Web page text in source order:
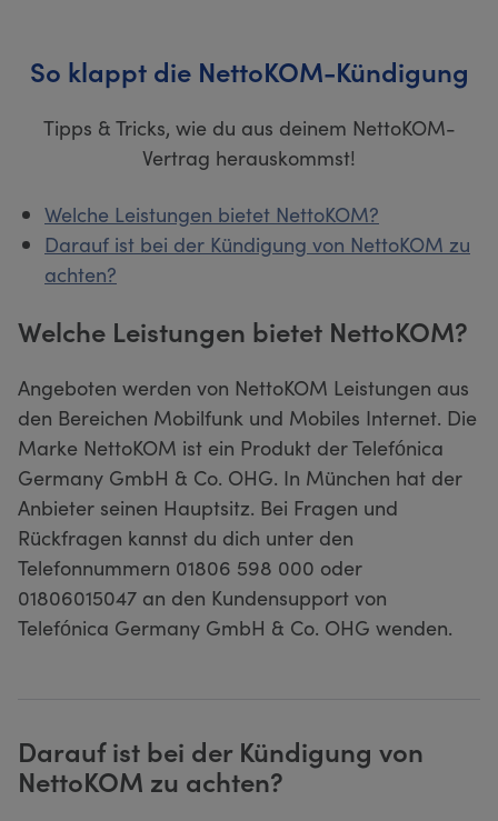
So klappt die NettoKOM-Kündigung
Tipps & Tricks, wie du aus deinem NettoKOM-
Vertrag herauskommst!
Welche Leistungen bietet NettoKOM?
Darauf ist bei der Kündigung von NettoKOM zu
achten?
Welche Leistungen bietet NettoKOM?
Angeboten werden von NettoKOM Leistungen aus
den Bereichen Mobilfunk und Mobiles Internet. Die
Marke NettoKOM ist ein Produkt der Telefónica
Germany GmbH & Co. OHG. In München hat der
Anbieter seinen Hauptsitz. Bei Fragen und
Rückfragen kannst du dich unter den
Telefonnummern 01806 598 000 oder
01806015047 an den Kundensupport von
Telefónica Germany GmbH & Co. OHG wenden.
Darauf ist bei der Kündigung von
NettoKOM zu achten?